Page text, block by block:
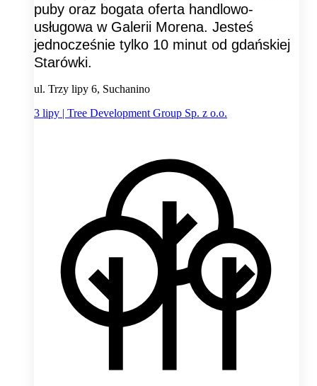
puby oraz bogata oferta handlowo-
usługowa w Galerii Morena. Jesteś
jednocześnie tylko 10 minut od gdańskiej
Starówki.
ul. Trzy lipy 6, Suchanino
3 lipy | Tree Development Group Sp. z o.o.